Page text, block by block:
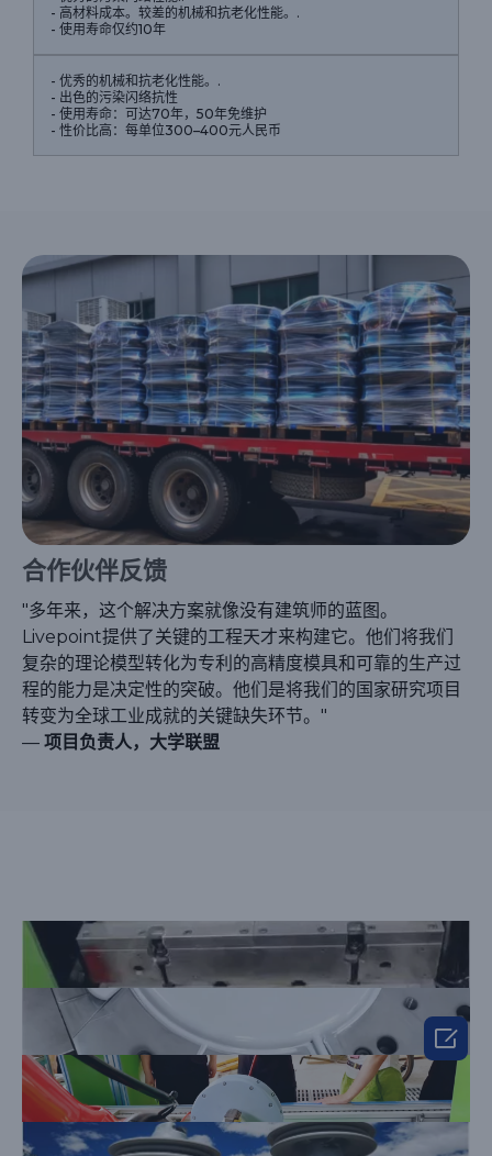
- 高材料成本。较差的机械和抗老化性能。.
- 使用寿命仅约10年
- 优秀的机械和抗老化性能。.
- 出色的污染闪络抗性
- 使用寿命：可达70年，50年免维护
- 性价比高：每单位300–400元人民币
合作伙伴反馈
"多年来，这个解决方案就像没有建筑师的蓝图。
Livepoint提供了关键的工程天才来构建它。他们将我们
复杂的理论模型转化为专利的高精度模具和可靠的生产过
程的能力是决定性的突破。他们是将我们的国家研究项目
转变为全球工业成就的关键缺失环节。"
— 项目负责人，大学联盟
